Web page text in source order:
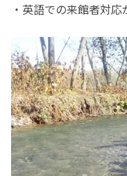
・英語での来館者対